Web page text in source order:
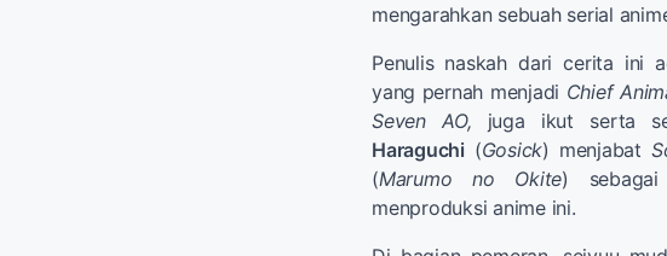
mengarahkan sebuah serial
Penulis naskah dari cerita ini
yang pernah menjadi Chief
Seven AO, juga ikut serta
Haraguchi (Gosick) menjabat
(Marumo no Okite) sebagai
menproduksi anime ini.